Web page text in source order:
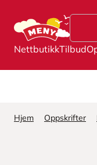
NettbutikkTilbud
Hjem Oppskrifter